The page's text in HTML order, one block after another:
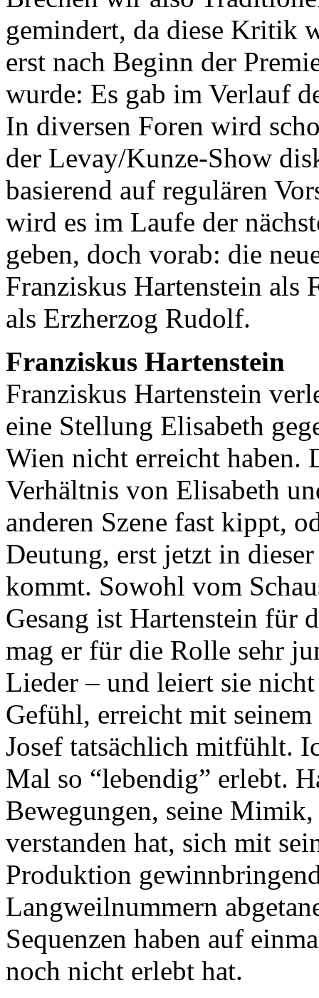
gemindert, da diese Kritik
erst nach Beginn der
wurde: Es gab im Verlauf
In diversen Foren wird
der Levay/Kunze-Show
basierend auf regulären
wird es im Laufe der
geben, doch vorab: die
Franziskus Hartenstein als
als Erzherzog Rudolf.
Franziskus Hartenstein
Franziskus Hartenstein
eine Stellung Elisabeth
Wien nicht erreicht haben.
Verhältnis von Elisabeth
anderen Szene fast kippt,
Deutung, erst jetzt in
kommt. Sowohl vom
Gesang ist Hartenstein für
mag er für die Rolle sehr
Lieder – und leiert sie
Gefühl, erreicht mit
Josef tatsächlich mitfühlt.
Mal so “lebendig” erlebt.
Bewegungen, seine Mimik,
verstanden hat, sich mit
Produktion
Langweilnummern
Sequenzen haben auf
noch nicht erlebt hat.